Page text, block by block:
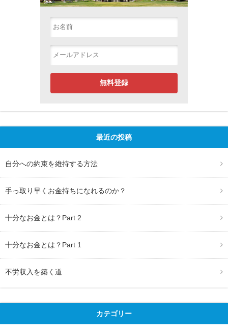
最近の投稿
自分への約束を維持する方法
手っ取り早くお金持ちになれるのか？
十分なお金とは？Part 2
十分なお金とは？Part 1
不労収入を築く道
カテゴリー